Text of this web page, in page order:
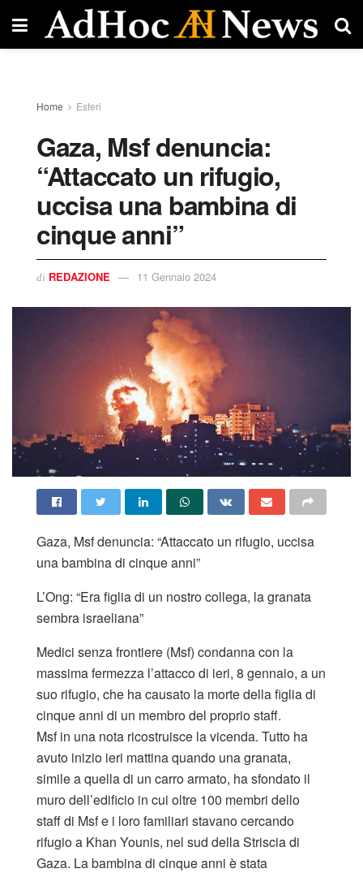
Home Esteri
Gaza, Msf denuncia:
“Attaccato un rifugio,
uccisa una bambina di
cinque anni”
di REDAZIONE 11 Gennaio 2024
Gaza, Msf denuncia: “Attaccato un rifugio, uccisa
una bambina di cinque anni”
L’Ong: “Era figlia di un nostro collega, la granata
sembra israeliana”
Medici senza frontiere (Msf) condanna con la
massima fermezza l’attacco di ieri, 8 gennaio, a un
suo rifugio, che ha causato la morte della figlia di
cinque anni di un membro del proprio staff.
Msf in una nota ricostruisce la vicenda. Tutto ha
avuto inizio ieri mattina quando una granata,
simile a quella di un carro armato, ha sfondato il
muro dell’edificio in cui oltre 100 membri dello
staff di Msf e i loro familiari stavano cercando
rifugio a Khan Younis, nel sud della Striscia di
Gaza. La bambina di cinque anni è stata